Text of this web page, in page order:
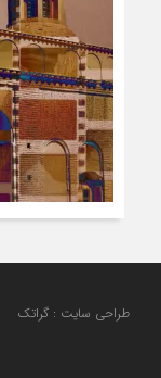
طراحی سایت : گراتک